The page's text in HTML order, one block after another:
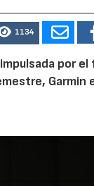
1134
por
Garmin